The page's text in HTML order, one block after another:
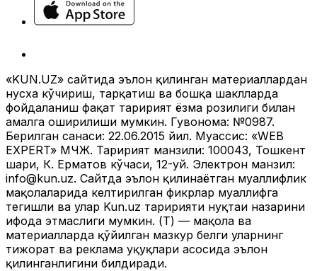
«KUN.UZ» сайтида эълон қилинган материаллардан
нусха кўчириш, тарқатиш ва бошқа шаклларда
фойдаланиш фақат таҳририят ёзма розилиги билан
амалга оширилиши мумкин. Гувоҳнома: №0987.
Берилган санаси: 22.06.2015 йил. Муассис: «WEB
EXPERT» МЧЖ. Таҳририят манзили: 100043, Тошкент
шаҳри, К. Ерматов кўчаси, 12-уй. Электрон манзил:
info@kun.uz. Сайтда эълон қилинаётган муаллифлик
мақолаларида келтирилган фикрлар муаллифга
тегишли ва улар Kun.uz таҳририяти нуқтаи назарини
ифода этмаслиги мумкин. (Т) — мақола ва
материалларда қўйилган мазкур белги уларнинг
тижорат ва реклама ҳуқуқлари асосида эълон
қилинганлигини билдиради.